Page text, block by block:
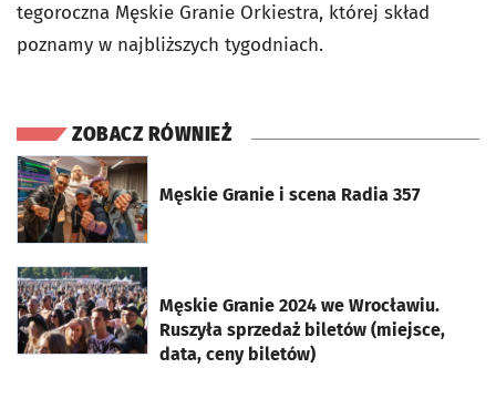
tegoroczna Męskie Granie Orkiestra, której skład
poznamy w najbliższych tygodniach.
ZOBACZ RÓWNIEŻ
Męskie Granie i scena Radia 357
otworzy się w nowej karcie
Męskie Granie 2024 we Wrocławiu.
Ruszyła sprzedaż biletów (miejsce,
data, ceny biletów)
otworzy się w nowej karcie